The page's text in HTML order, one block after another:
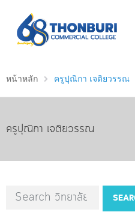
หน้าหลัก ครูปุณิกา เจติยวรรณ
ครูปุณิกา เจติยวรรณ